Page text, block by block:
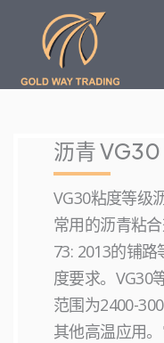
沥青 VG30
VG30粘度等级
常用的沥青粘
73: 2013的铺
度要求。VG30
范围为2400-
其他高温应用